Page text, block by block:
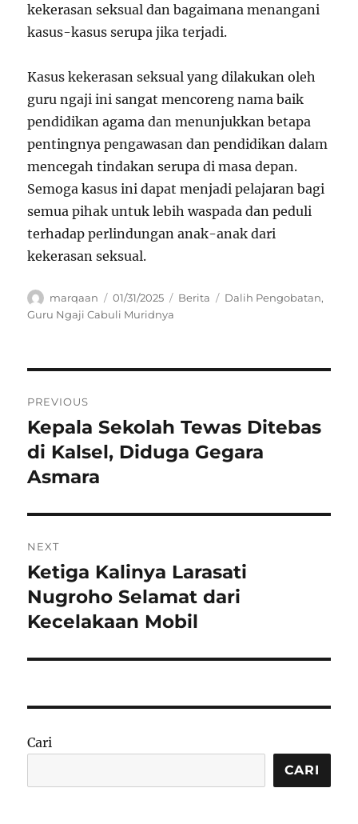
kekerasan seksual dan bagaimana menangani
kasus-kasus serupa jika terjadi.
Kasus kekerasan seksual yang dilakukan oleh
guru ngaji ini sangat mencoreng nama baik
pendidikan agama dan menunjukkan betapa
pentingnya pengawasan dan pendidikan dalam
mencegah tindakan serupa di masa depan.
Semoga kasus ini dapat menjadi pelajaran bagi
semua pihak untuk lebih waspada dan peduli
terhadap perlindungan anak-anak dari
kekerasan seksual.
Author
marqaan
Posted
on
01/31/2025 Categories
Berita Tags
Dalih Pengobatan,
Guru Ngaji Cabuli Muridnya
pos
PREVIOUS
Previous
post:
Kepala Sekolah Tewas Ditebas
di Kalsel, Diduga Gegara
Asmara
NEXT
Next
post:
Ketiga Kalinya Larasati
Nugroho Selamat dari
Kecelakaan Mobil
Cari
CARI